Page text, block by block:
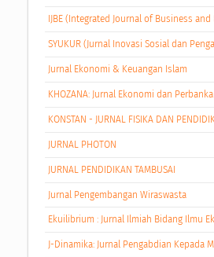
IJBE (Integrated Journal of Business
SYUKUR (Jurnal Inovasi Sosial dan
Jurnal Ekonomi & Keuangan Islam
KHOZANA: Jurnal Ekonomi dan
KONSTAN - JURNAL FISIKA DAN
JURNAL PHOTON
JURNAL PENDIDIKAN TAMBUSAI
Jurnal Pengembangan Wiraswasta
Ekuilibrium : Jurnal Ilmiah Bidang Ilmu
J-Dinamika: Jurnal Pengabdian Kepada